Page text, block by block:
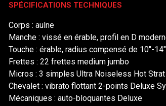
SPÉCIFICATIONS TECHNIQUES
Corps : aulne
Manche : vissé en érable, profil en D
Touche : érable, radius compensé de 10"-14"
Frettes : 22 frettes medium jumbo
Micros : 3 simples Ultra Noiseless Hot Strat
Chevalet : vibrato flottant 2-points Deluxe
Mécaniques : auto-bloquantes Deluxe